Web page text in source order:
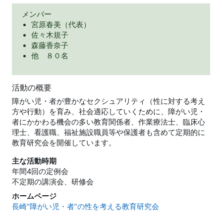
メンバー
宮原春美（代表）
佐々木規子
森藤香奈子
他 ８０名
活動の概要
障がい児・者が豊かなセクシュアリティ（性に対する考え
方や行動）を育み、社会適応していくために、障がい児・
者にかかわる機会の多い教育関係者、作業療法士、臨床心
理士、看護職、福祉施設職員等や保護者も含めて定期的に
教育研究会を開催しています。
主な活動時期
年間4回の定例会
不定期の講演会、研修会
ホームページ
長崎“障がい児・者”の性を考える教育研究会